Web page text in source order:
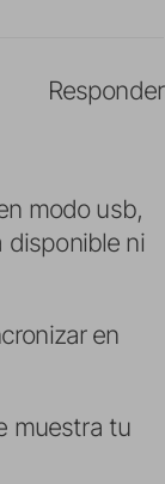
modo usb,
disponible ni
en
muestra tu
Responder